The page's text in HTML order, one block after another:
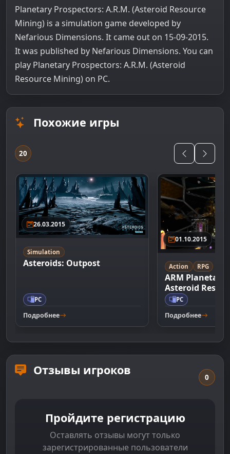
Planetary Prospectors: A.R.M. (Asteroid Resource
Mining) is a simulation game developed by
Nefarious Dimensions. It came out on 15-09-2015.
It was published by Nefarious Dimensions. You can
play Planetary Prospectors: A.R.M. (Asteroid
Resource Mining) on PC.
Похожие игры
20
26.03.2015
Simulation
Asteroids: Outpost
PC
Подробнее
01.10.2015
Action RPG
ARM Planetary
Asteroid
PC
Подробнее
Отзывы игроков 0
Пройдите регистрацию
Оставлять отзывы могут только
зарегистрированные пользователи